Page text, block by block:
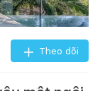
Theo dõi